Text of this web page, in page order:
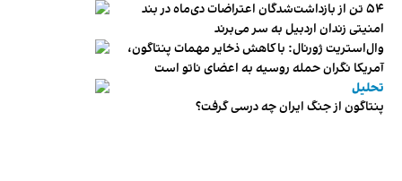
۵۴ تن از بازداشت‌شدگان اعتراضات دی‌ماه در بند
امنیتی زندان اردبیل به سر می‌برند
وال‌استریت ژورنال: با کاهش ذخایر مهمات پنتاگون،
آمریکا نگران حمله روسیه به اعضای ناتو‌ است
تحلیل
پنتاگون از جنگ ایران چه درسی گرفت؟